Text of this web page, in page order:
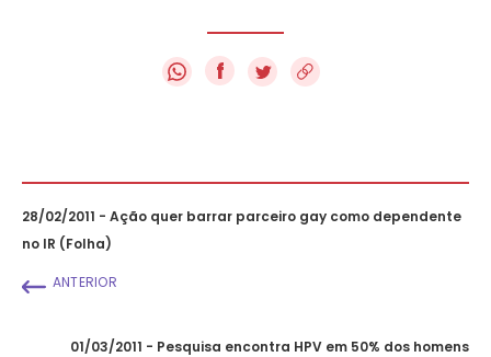
f
28/02/2011 - Ação quer barrar parceiro gay como dependente
no IR (Folha)
ANTERIOR
01/03/2011 - Pesquisa encontra HPV em 50% dos homens